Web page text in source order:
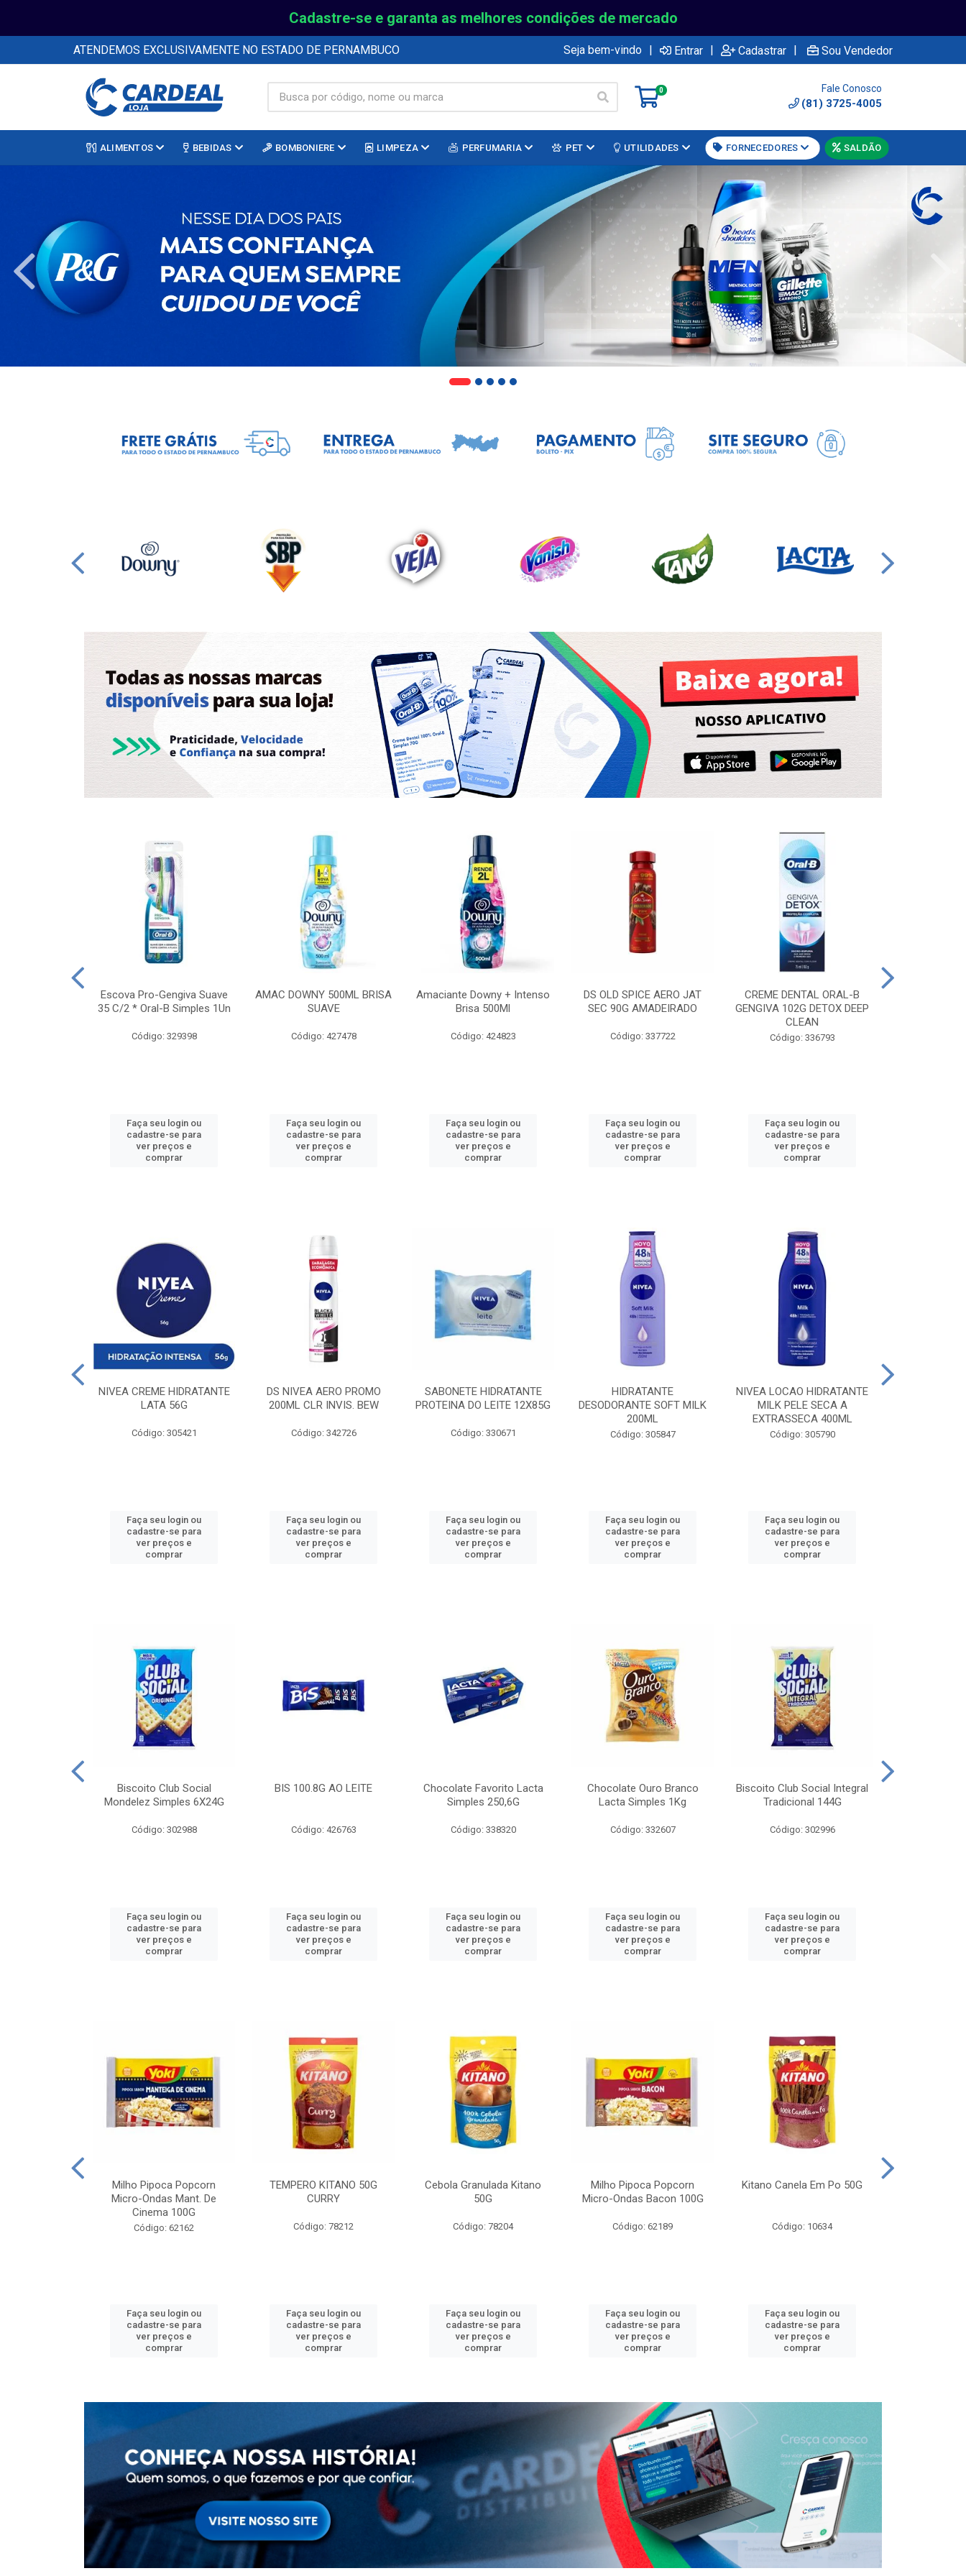
Cadastre-se e garanta as melhores condições de mercado
ATENDEMOS EXCLUSIVAMENTE NO ESTADO DE PERNAMBUCO Seja bem-vindo | Entrar | Cadastrar | Sou Vendedor
0 Fale Conosco
(81) 3725-4005
ALIMENTOS BEBIDAS BOMBONIERE LIMPEZA PERFUMARIA PET UTILIDADES FORNECEDORES SALDÃO
Escova Pro-Gengiva Suave
35 C/2 * Oral-B Simples 1Un
Código: 329398
Faça seu login ou
cadastre-se para
ver preços e
comprar
AMAC DOWNY 500ML BRISA
SUAVE
Código: 427478
Faça seu login ou
cadastre-se para
ver preços e
comprar
Amaciante Downy + Intenso
Brisa 500Ml
Código: 424823
Faça seu login ou
cadastre-se para
ver preços e
comprar
DS OLD SPICE AERO JAT
SEC 90G AMADEIRADO
Código: 337722
Faça seu login ou
cadastre-se para
ver preços e
comprar
CREME DENTAL ORAL-B
GENGIVA 102G DETOX DEEP
CLEAN
Código: 336793
Faça seu login ou
cadastre-se para
ver preços e
comprar
NIVEA CREME HIDRATANTE
LATA 56G
Código: 305421
Faça seu login ou
cadastre-se para
ver preços e
comprar
DS NIVEA AERO PROMO
200ML CLR INVIS. BEW
Código: 342726
Faça seu login ou
cadastre-se para
ver preços e
comprar
SABONETE HIDRATANTE
PROTEINA DO LEITE 12X85G
Código: 330671
Faça seu login ou
cadastre-se para
ver preços e
comprar
HIDRATANTE
DESODORANTE SOFT MILK
200ML
Código: 305847
Faça seu login ou
cadastre-se para
ver preços e
comprar
NIVEA LOCAO HIDRATANTE
MILK PELE SECA A
EXTRASSECA 400ML
Código: 305790
Faça seu login ou
cadastre-se para
ver preços e
comprar
Biscoito Club Social
Mondelez Simples 6X24G
Código: 302988
Faça seu login ou
cadastre-se para
ver preços e
comprar
BIS 100.8G AO LEITE
Código: 426763
Faça seu login ou
cadastre-se para
ver preços e
comprar
Chocolate Favorito Lacta
Simples 250,6G
Código: 338320
Faça seu login ou
cadastre-se para
ver preços e
comprar
Chocolate Ouro Branco
Lacta Simples 1Kg
Código: 332607
Faça seu login ou
cadastre-se para
ver preços e
comprar
Biscoito Club Social Integral
Tradicional 144G
Código: 302996
Faça seu login ou
cadastre-se para
ver preços e
comprar
Milho Pipoca Popcorn
Micro-Ondas Mant. De
Cinema 100G
Código: 62162
Faça seu login ou
cadastre-se para
ver preços e
comprar
TEMPERO KITANO 50G
CURRY
Código: 78212
Faça seu login ou
cadastre-se para
ver preços e
comprar
Cebola Granulada Kitano
50G
Código: 78204
Faça seu login ou
cadastre-se para
ver preços e
comprar
Milho Pipoca Popcorn
Micro-Ondas Bacon 100G
Código: 62189
Faça seu login ou
cadastre-se para
ver preços e
comprar
Kitano Canela Em Po 50G
Código: 10634
Faça seu login ou
cadastre-se para
ver preços e
comprar